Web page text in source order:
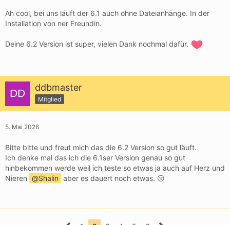
Ah cool, bei uns läuft der 6.1 auch ohne Dateianhänge. In der
Installation von ner Freundin.
Deine 6.2 Version ist super, vielen Dank nochmal dafür.
ddbmaster
Mitglied
5. Mai 2026
Bitte bitte und freut mich das die 6.2 Version so gut läuft.
Ich denke mal das ich die 6.1ser Version genau so gut
hinbekommen werde weil ich teste so etwas ja auch auf Herz und
Nieren
Shalin aber es dauert noch etwas. 😗